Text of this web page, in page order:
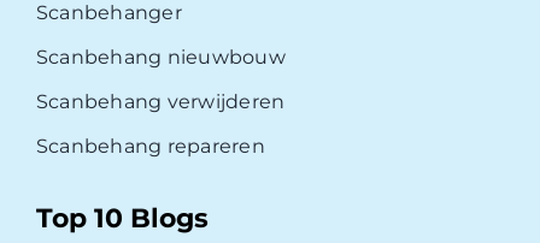
Scanbehanger
Scanbehang nieuwbouw
Scanbehang verwijderen
Scanbehang repareren
Top 10 Blogs